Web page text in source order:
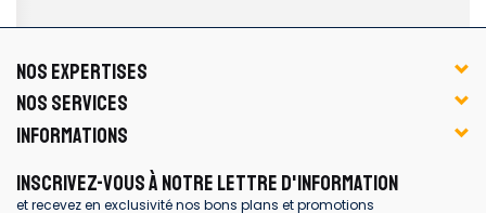
NOS EXPERTISES
NOS SERVICES
INFORMATIONS
INSCRIVEZ-VOUS À NOTRE LETTRE D'INFORMATION
et recevez en exclusivité nos bons plans et promotions